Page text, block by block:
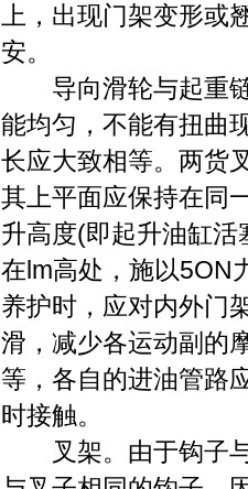
上，出现门架变形
安。
导向滑轮与起重链
能均匀，不能有扭曲
长应大致相等。两货
其上平面应保持在同
升高度(即起升油缸
在lm高处，施以5ON
养护时，应对内外门
滑，减少各运动副的
等，各自的进油管路
时接触。
叉架。由于钩子与